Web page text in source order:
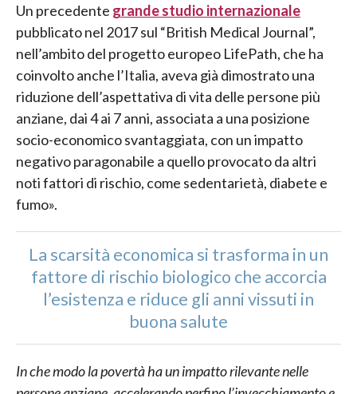
Un precedente grande studio internazionale
pubblicato nel 2017 sul “British Medical Journal”,
nell’ambito del progetto europeo LifePath, che ha
coinvolto anche l’Italia, aveva già dimostrato una
riduzione dell’aspettativa di vita delle persone più
anziane, dai 4 ai 7 anni, associata a una posizione
socio-economico svantaggiata, con un impatto
negativo paragonabile a quello provocato da altri
noti fattori di rischio, come sedentarietà, diabete e
fumo».
La scarsità economica si trasforma in un
fattore di rischio biologico che accorcia
l’esistenza e riduce gli anni vissuti in
buona salute
In che modo la povertà ha un impatto rilevante nelle